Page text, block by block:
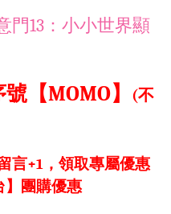
門13：小小世界顯
【MOMO】
(不
言+1，領取專屬優惠
】團購優惠